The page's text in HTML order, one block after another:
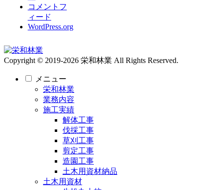
コメントフ
ィード
WordPress.org
Copyright © 2019-2026 栄和林業 All Rights Reserved.
メニュー
栄和林業
業務内容
施工実績
解体工事
伐採工事
草刈工事
剪定工事
造園工事
土木用資材納品
土木用資材